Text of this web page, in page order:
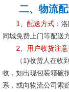
二、物流配
1、配送方式：
同城免费上门等配送
2、用户收货注意
（1)收货人在收到
收，如出现包装箱破
系，或向物流公司索